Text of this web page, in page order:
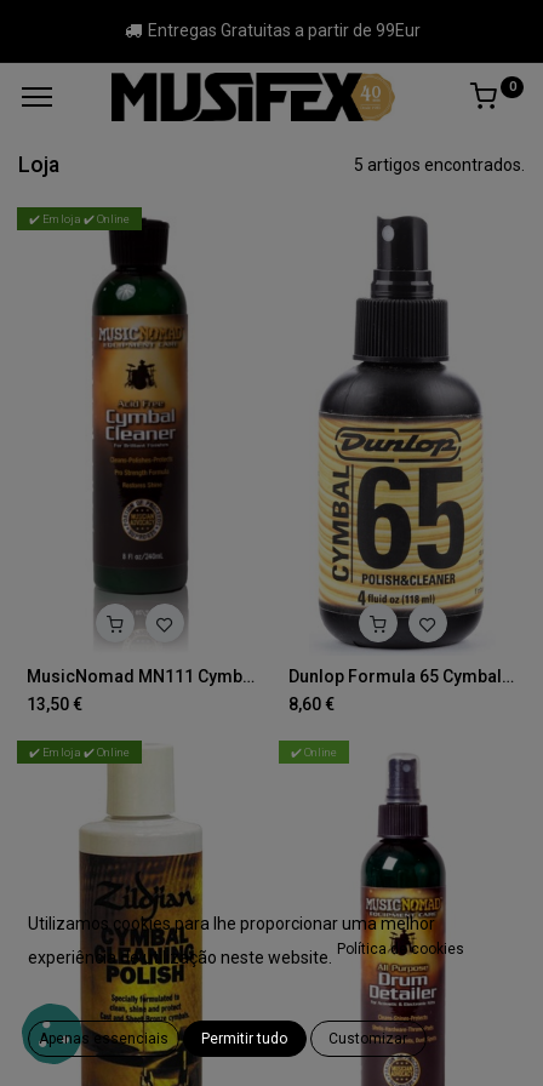
Entregas Gratuitas a partir de 99Eur
0
Loja 5 artigos encontrados.
MusicNomad MN111 Cymbal Cleaner
13,50€
✔️ Em loja ✔️ Online
Dunlop Formula 65 Cymbal Cleaner - Limpeza de Pratos
8,60€
✔️ Em loja ✔️ Online ✔️ Online
Utilizamos cookies para lhe proporcionar uma melhor
experiência de utilização neste website.
Política de cookies
Apenas essenciais Permitir tudo Customizar